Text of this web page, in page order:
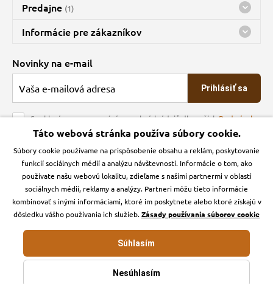
Predajne (1)
Predajňa a sklad Kbely
Informácie pre zákazníkov
O spoločnosti
Veľkoobchod
Obchodné podmienky
Kontakt
Podmienky ochrany osobných údajov
Zásady používanie cookies a Google Analytics
Novinky na e-mail
Prihlásiť sa
Souhlasím se zpracováním osobních údajů dle našichPodmínek
ochrany osobních údajů
Krmiva Pučálka na sociálnych sieťach
Instagran Facebook
E-shop vytvorila
Táto webová stránka používa súbory cookie.
Súbory cookie používame na prispôsobenie obsahu a reklám, poskytovanie
funkcií sociálnych médií a analýzu návštevnosti. Informácie o tom, ako
používate našu webovú lokalitu, zdieľame s našimi partnermi v oblasti
sociálnych médií, reklamy a analýzy. Partneri môžu tieto informácie
kombinovať s inými informáciami, ktoré im poskytnete alebo ktoré získajú v
dôsledku vášho používania ich služieb.Zásady používania súborov cookie
Nesúhlasím
Súhlasím